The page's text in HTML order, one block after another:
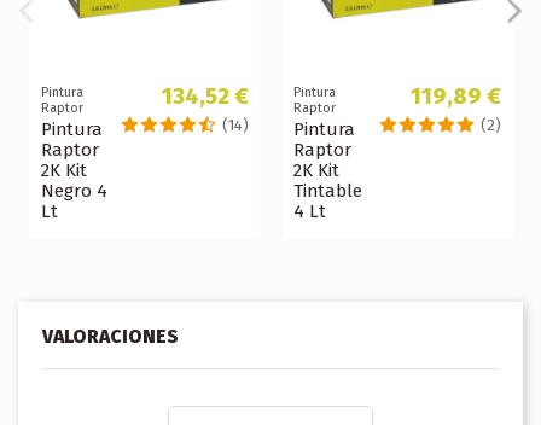
Pintura
Raptor
Pintura
Raptor
2K Kit
Negro 4
Lt
134,52 €
(14)
Pintura
Raptor
Pintura
Raptor
2K Kit
Tintable
4 Lt
119,89 €
(2)
VALORACIONES